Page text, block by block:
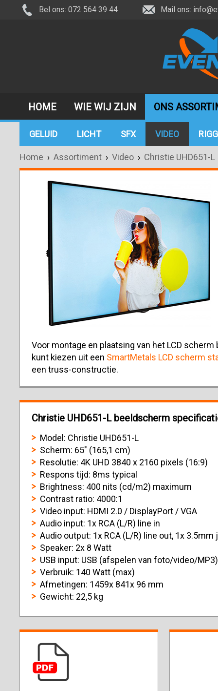
Bel ons: 072 564 39 44 Mail ons:
HOME WIE WIJ ZIJN ONS
GELUID LICHT SFX VIDEO
Home › Assortiment › Video › Christie UHD651-L
Voor montage en plaatsing van het LCD
kunt kiezen uit een SmartMetals LCD scherm
een truss-constructie.
Christie UHD651-L beeldscherm
Model: Christie UHD651-L
Scherm: 65" (165,1 cm)
Resolutie: 4K UHD 3840 x 2160 pixels (16:9)
Respons tijd: 8ms typical
Brightness: 400 nits (cd/m2) maximum
Contrast ratio: 4000:1
Video input: HDMI 2.0 / DisplayPort / VGA
Audio input: 1x RCA (L/R) line in
Audio output: 1x RCA (L/R) line out, 1x 3.5mm
Speaker: 2x 8 Watt
USB input: USB (afspelen van foto/video/MP3)
Verbruik: 140 Watt (max)
Afmetingen: 1459x 841x 96 mm
Gewicht: 22,5 kg